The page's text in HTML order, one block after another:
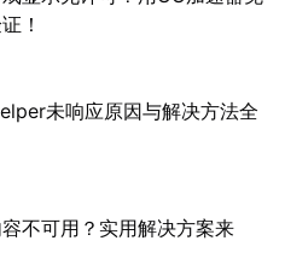
！
未响应原因与解决方法全
不可用？实用解决方案来